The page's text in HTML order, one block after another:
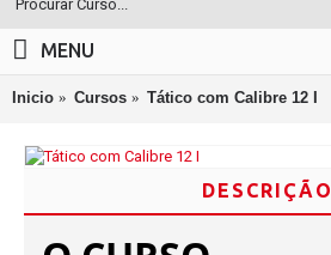
MENU
Inicio Cursos Tático com Calibre 12 I
DESCRIÇÃO